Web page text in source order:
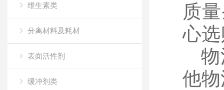
维生素类
分离材料及耗材
表面活性剂
缓冲剂类
质
心
物
他